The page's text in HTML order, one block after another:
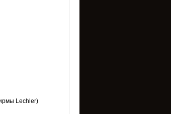
Lechler)